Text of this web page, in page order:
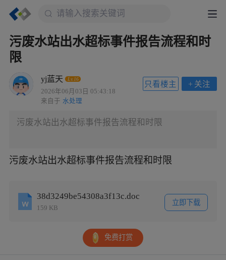
污废水站出水超标事件报告流程和时
限
yj蓝天 Lv.16
2026年06月03日 05:43:18
来自于 水处理
+ 关注
只看楼主
污废水站出水超标事件报告流程和时限
污废水站出水超标事件报告流程和时限
38d3249be54308a3f13c.doc
159 KB
立即下载
免费打赏